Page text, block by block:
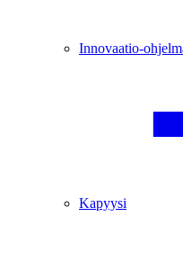
Innovaatio-
Kapyysi